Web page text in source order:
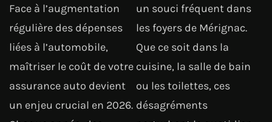
Face à l’augmentation
régulière des dépenses
liées à l’automobile,
maîtriser le coût de votre
assurance auto devient
un enjeu crucial en 2026.
un souci fréquent dans
les foyers de Mérignac.
Que ce soit dans la
cuisine, la salle de bain
ou les toilettes, ces
désagréments